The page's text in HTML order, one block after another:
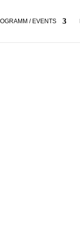
/ EVENTS